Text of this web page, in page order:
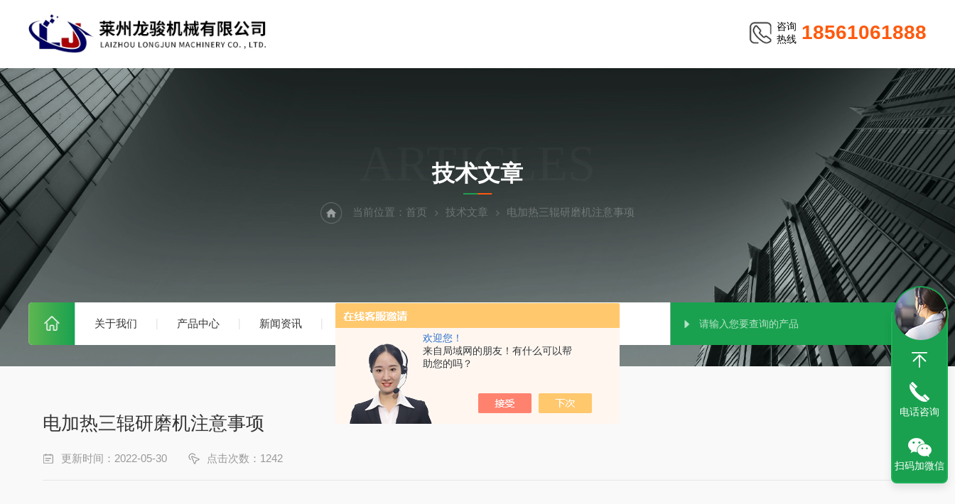
欢迎您！
来自局域网的朋友！有什么可以帮
助您的吗？
咨询
热线 18561061888
关于我们 产品中心 新闻资讯 技术文章
ARTICLES
技术文章
当前位置： 首页 技术文章 电加热三辊研磨机注意事项
电加热三辊研磨机注意事项
更新时间：2022-05-30 点击次数：1242
电话咨询
扫码加微信